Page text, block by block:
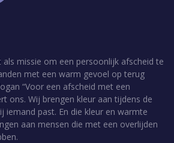
als missie om een persoonlijk afscheid te
met een warm gevoel op terug
“Voor een afscheid met een
ons. Wij brengen kleur aan tijdens de
iemand past. En die kleur en warmte
aan mensen die met een overlijden